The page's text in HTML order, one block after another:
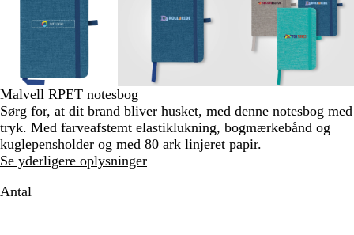
udvide
og
at
zoome
og
piletasterne
til
at
udvide
til
og
piletasterne
til
minimum
at
udvide
plus
og
minus
til
at
og
Malvell RPET notesbog
Sørg for, at dit brand bliver husket, med denne notesbog med
tryk. Med farveafstemt elastiklukning, bogmærkebånd og
kuglepensholder og med 80 ark linjeret papir.
Se yderligere oplysninger
Antal